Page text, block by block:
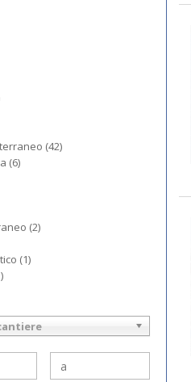
(42)
(6)
(2)
(1)